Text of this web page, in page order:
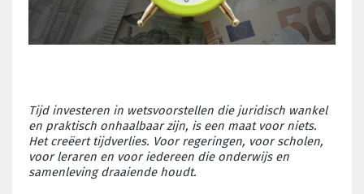
Tijd investeren in wetsvoorstellen die juridisch wankel
en praktisch onhaalbaar zijn, is een maat voor niets.
Het creëert tijdverlies. Voor regeringen, voor scholen,
voor leraren en voor iedereen die onderwijs en
samenleving draaiende houdt.